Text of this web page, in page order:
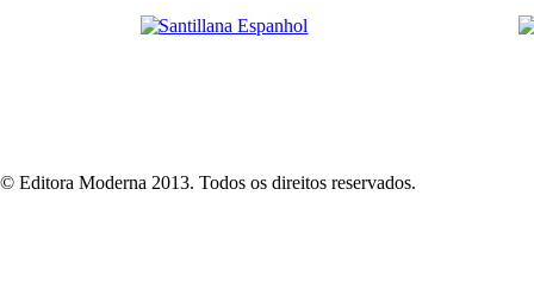
© Editora Moderna 2013. Todos os direitos reservados.